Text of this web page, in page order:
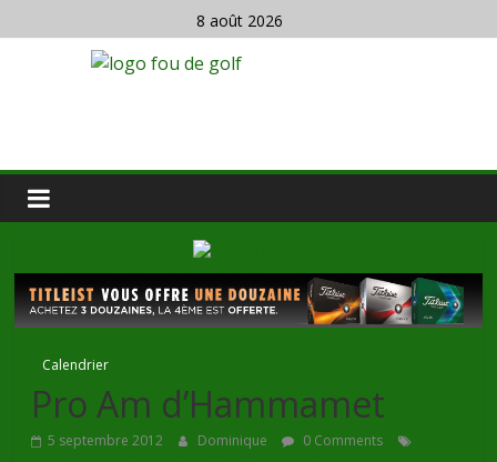
8 août 2026
Calendrier
Pro Am d’Hammamet
5 septembre 2012 Dominique
0 Comments